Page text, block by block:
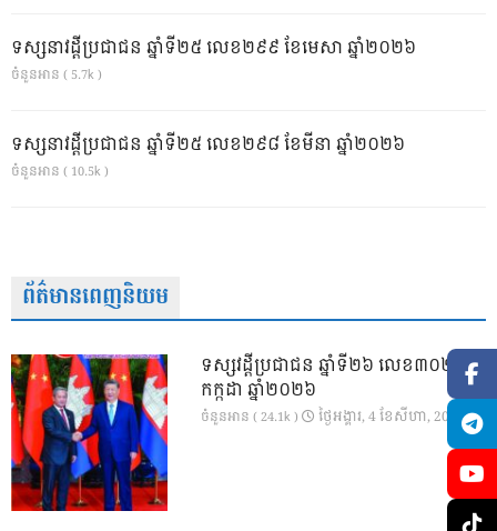
ទស្សនាវដ្ដីប្រជាជន ឆ្នាំទី២៥ លេខ២៩៩ ខែមេសា ឆ្នាំ២០២៦
ចំនួនអាន ( 5.7k )
ទស្សនាវដ្ដីប្រជាជន ឆ្នាំទី២៥ លេខ២៩៨ ខែមីនា ឆ្នាំ២០២៦
ចំនួនអាន ( 10.5k )
ព័ត៌មានពេញនិយម
ទស្សវដ្តីប្រជាជន ឆ្នាំទី២៦ លេខ៣០២ ខែ
កក្កដា ឆ្នាំ២០២៦
ចំនួនអាន ( 24.1k ) ថ្ងៃ​អង្គារ, 4 ខែ​សីហា, 2026